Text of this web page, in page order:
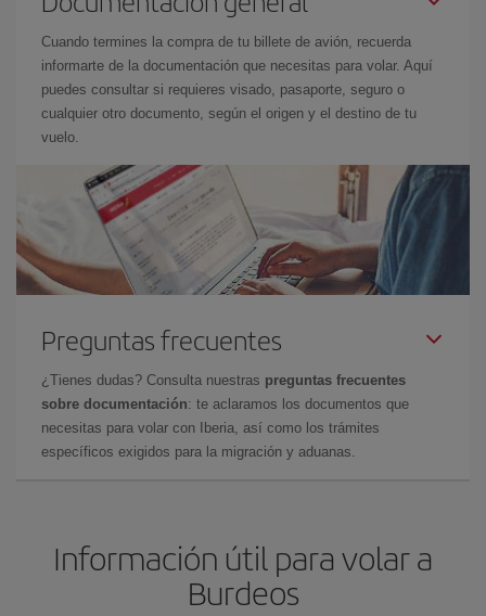
Cuando termines la compra de tu billete de avión, recuerda
informarte de la documentación que necesitas para volar. Aquí
puedes consultar si requieres visado, pasaporte, seguro o
cualquier otro documento, según el origen y el destino de tu
vuelo.
Preguntas frecuentes
¿Tienes dudas? Consulta nuestras preguntas frecuentes
sobre documentación: te aclaramos los documentos que
necesitas para volar con Iberia, así como los trámites
específicos exigidos para la migración y aduanas.
Información útil para volar a
Burdeos